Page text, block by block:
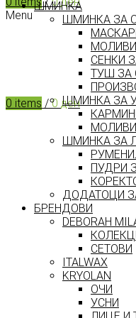
Menu
0 items / 0 ден
ШМИНКА
ШМИНКА ЗА
СЕНКИ
ТУШ ЗА
ШМИНКА ЗА
ШМИНКА ЗА
ПУДРИ
ДОДАТОЦИ
БРЕНДОВИ
DEBORAH
СЕТОВИ
ITALWAX
KRYOLAN
ОЧИ
УСНИ